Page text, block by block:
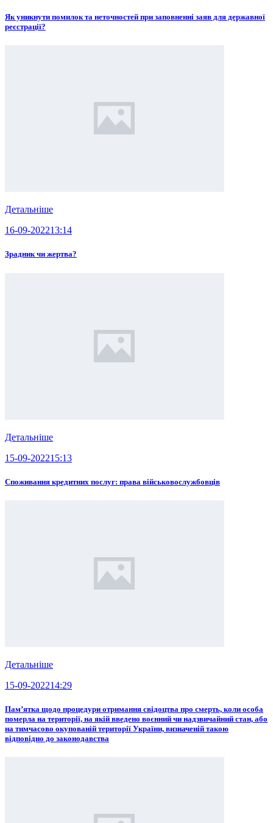
Як уникнути помилок та неточностей при заповненні заяв для державної
реєстрації?
Детальніше
16-09-202213:14
Зрадник чи жертва?
Детальніше
15-09-202215:13
Споживання кредитних послуг: права військовослужбовців
Детальніше
15-09-202214:29
Пам’ятка щодо процедури отримання свідоцтва про смерть, коли особа
померла на території, на якій введено воєнний чи надзвичайний стан, або
на тимчасово окупованій території України, визначеній такою
відповідно до законодавства